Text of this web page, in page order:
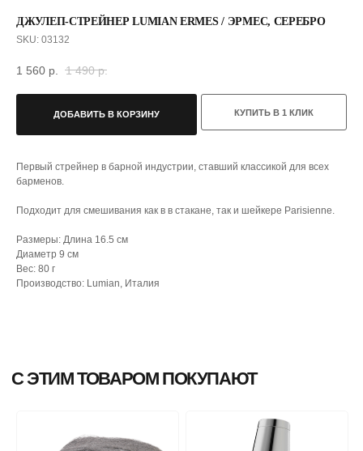
ДЖУЛЕП-СТРЕЙНЕР LUMIAN ERMES / ЭРМЕС, СЕРЕБРО
SKU: 03132
1 560 р. 1 490 р.
ДОБАВИТЬ В КОРЗИНУ КУПИТЬ В 1 КЛИК
Первый стрейнер в барной индустрии, ставший классикой для всех
барменов.
Подходит для смешивания как в в стакане, так и шейкере Parisienne.
Размеры: Длина 16.5 см
Диаметр 9 см
Вес: 80 г
Производство: Lumian, Италия
С ЭТИМ ТОВАРОМ ПОКУПАЮТ